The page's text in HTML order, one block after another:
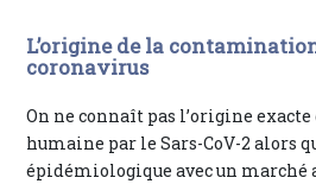
L’origine de la
coronavirus
On ne connaît pas l’origine
humaine par le Sars-CoV-2 alors
épidémiologique avec un marché